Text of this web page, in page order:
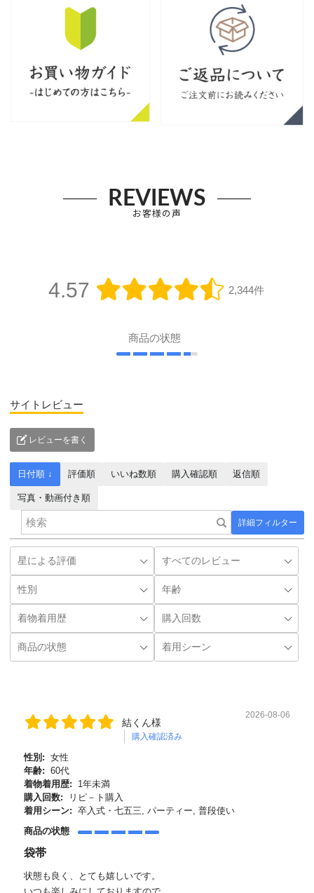
REVIEWS
お客様の声
4.57 2,344件
商品の状態
サイトレビュー
レビューを書く
詳細フィルター
日付順 ↓ 評価順 いいね数順 購入確認順 返信順
写真・動画付き順
結くん様
購入確認済み
2026-08-06
性別: 女性
年齢: 60代
着物着用歴:
1年未満
購入回数:
リピ－ト購入
着用シーン: 卒入式・七五三, パーティー, 普段使い
商品の状態
袋帯
状態も良く、とても嬉しいです。